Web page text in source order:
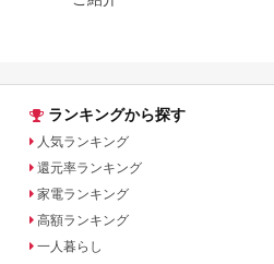
ランキングから探す
人気ランキング
還元率ランキング
家電ランキング
高額ランキング
一人暮らし